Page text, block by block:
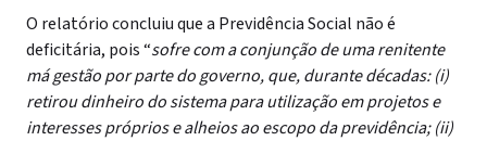
O relatório concluiu que a Previdência Social não é
deficitária, pois “sofre com a conjunção de uma renitente
má gestão por parte do governo, que, durante décadas: (i)
retirou dinheiro do sistema para utilização em projetos e
interesses próprios e alheios ao escopo da previdência; (ii)